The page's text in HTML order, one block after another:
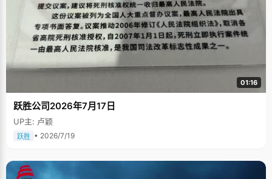
01:16
跃胜公司2026年7月17日
UP主: 卢颖
跃胜 • 2026/7/19